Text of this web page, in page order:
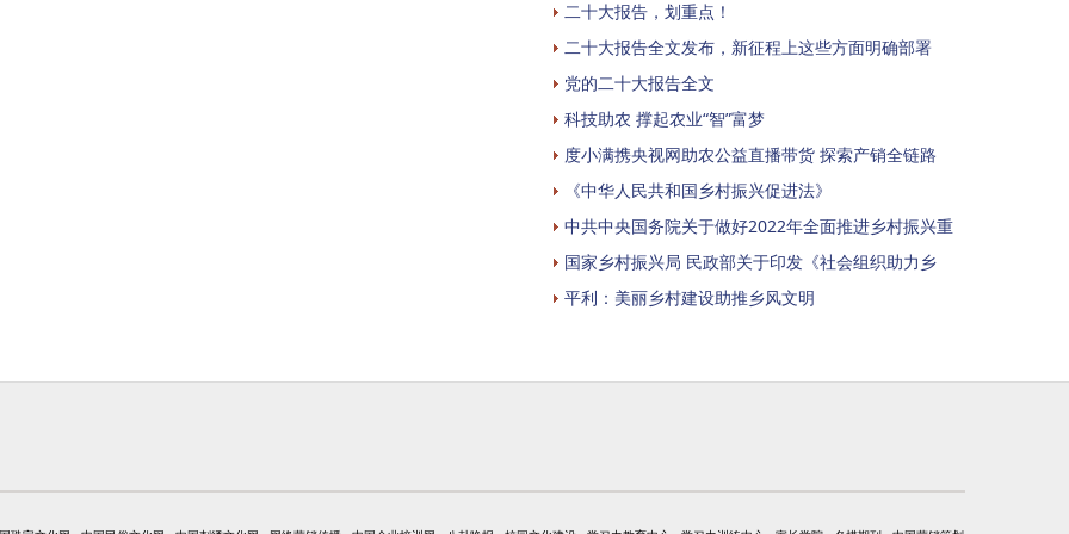
二十大报告，划重点！
二十大报告全文发布，新征程上这些方面明确部署
党的二十大报告全文
科技助农 撑起农业“智”富梦
度小满携央视网助农公益直播带货 探索产销全链路
《中华人民共和国乡村振兴促进法》
中共中央国务院关于做好2022年全面推进乡村振兴重
国家乡村振兴局 民政部关于印发《社会组织助力乡
平利：美丽乡村建设助推乡风文明